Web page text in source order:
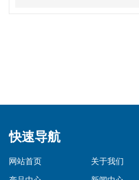
快速导航
网站首页
关于我们